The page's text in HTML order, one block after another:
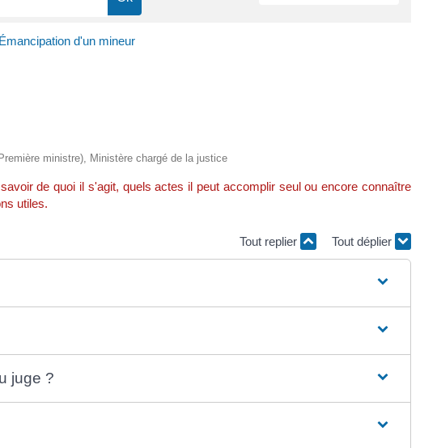
Émancipation d'un mineur
ministre), Ministère chargé de la justice
de quoi il s'agit, quels actes il peut accomplir seul ou encore connaître
utiles.
Tout replier Tout déplier
juge ?